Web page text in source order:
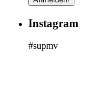
Instagram
#supmv